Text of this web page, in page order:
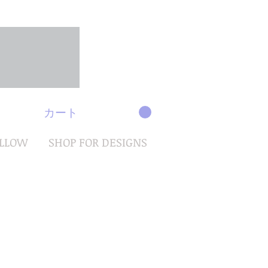
カート
SHOP FOR DESIGNS